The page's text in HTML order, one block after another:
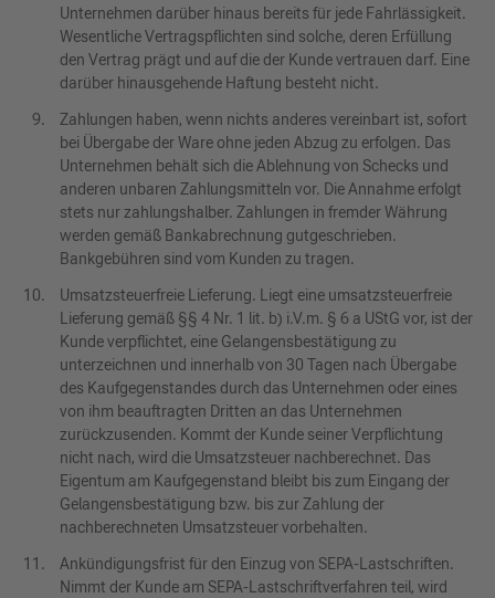
Unternehmen darüber hinaus bereits für jede Fahrlässigkeit.
Wesentliche Vertragspflichten sind solche, deren Erfüllung
den Vertrag prägt und auf die der Kunde vertrauen darf. Eine
darüber hinausgehende Haftung besteht nicht.
Zahlungen haben, wenn nichts anderes vereinbart ist, sofort
bei Übergabe der Ware ohne jeden Abzug zu erfolgen. Das
Unternehmen behält sich die Ablehnung von Schecks und
anderen unbaren Zahlungsmitteln vor. Die Annahme erfolgt
stets nur zahlungshalber. Zahlungen in fremder Währung
werden gemäß Bankabrechnung gutgeschrieben.
Bankgebühren sind vom Kunden zu tragen.
Umsatzsteuerfreie Lieferung. Liegt eine umsatzsteuerfreie
Lieferung gemäß §§ 4 Nr. 1 lit. b) i.V.m. § 6 a UStG vor, ist der
Kunde verpflichtet, eine Gelangensbestätigung zu
unterzeichnen und innerhalb von 30 Tagen nach Übergabe
des Kaufgegenstandes durch das Unternehmen oder eines
von ihm beauftragten Dritten an das Unternehmen
zurückzusenden. Kommt der Kunde seiner Verpflichtung
nicht nach, wird die Umsatzsteuer nachberechnet. Das
Eigentum am Kaufgegenstand bleibt bis zum Eingang der
Gelangensbestätigung bzw. bis zur Zahlung der
nachberechneten Umsatzsteuer vorbehalten.
Ankündigungsfrist für den Einzug von SEPA-Lastschriften.
Nimmt der Kunde am SEPA-Lastschriftverfahren teil, wird